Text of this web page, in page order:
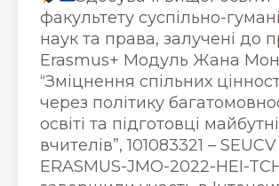
факультету суспільно-
наук та права, залучені до
Erasmus+ Модуль Жана
“Зміцнення спільних
через політику
освіті та підготовці
вчителів”, 101083321 –
ERASMUS-JMO-2022-HEI-